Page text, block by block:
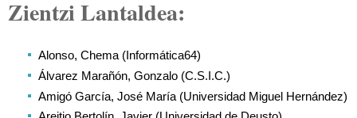
Zientzi Lantaldea:
Alonso, Chema (Informática64)
Álvarez Marañón, Gonzalo (C.S.I.C.)
Amigó García, José María (Universidad Miguel Hernández)